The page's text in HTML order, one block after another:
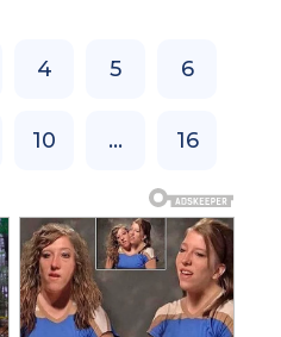
4 5 6
10 ... 16